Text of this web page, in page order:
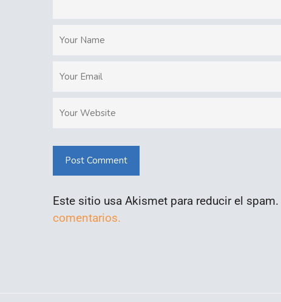
Post Comment
Este sitio usa Akismet para reducir el spam.
comentarios.